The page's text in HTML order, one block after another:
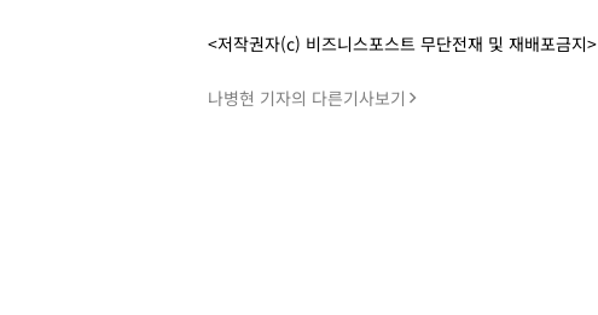
<저작권자(c) 비즈니스포스트 무단전재 및 재배포금지>
나병현 기자의 다른기사보기